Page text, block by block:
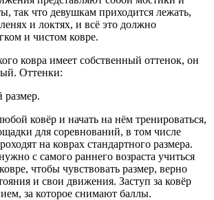
так что девушкам приходится лежать,
и локтях, и всё это должно
и чистом ковре.
ковра имеет собственный оттенок, он
Оттенки:
размер.
ковёр и начать на нём тренироваться,
для соревнований, в том числе
на коврах стандартного размера.
с самого раннего возраста учиться
чтобы чувствовать размер, верно
и свои движения. Заступ за ковёр
за которое снимают баллы.